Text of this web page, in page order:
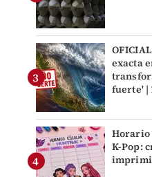
exacta
fuerte' |
Horario
K-Pop: